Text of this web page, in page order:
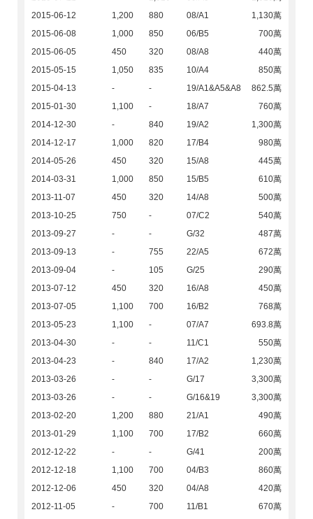
2015-06-12
1,200 880 08/A1
1,130萬
2015-06-08
1,000 850 06/B5
700萬
2015-06-05
450 320 08/A8
440萬
2015-05-15
1,050 835 10/A4
850萬
2015-04-13
- - 19/A1&A5&A8
862.5萬
2015-01-30
1,100 - 18/A7
760萬
2014-12-30
- 840 19/A2
1,300萬
2014-12-17
1,000 820 17/B4
980萬
2014-05-26
450 320 15/A8
445萬
2014-03-31
1,000 850 15/B5
610萬
2013-11-07
450 320 14/A8
500萬
2013-10-25
750 - 07/C2
540萬
2013-09-27
- - G/32
487萬
2013-09-13
- 755 22/A5
672萬
2013-09-04
- 105 G/25
290萬
2013-07-12
450 320 16/A8
450萬
2013-07-05
1,100 700 16/B2
768萬
2013-05-23
1,100 - 07/A7
693.8萬
2013-04-30
- - 11/C1
550萬
2013-04-23
- 840 17/A2
1,230萬
2013-03-26
- - G/17
3,300萬
2013-03-26
- - G/16&19
3,300萬
2013-02-20
1,200 880 21/A1
490萬
2013-01-29
1,100 700 17/B2
660萬
2012-12-22
- - G/41
200萬
2012-12-18
1,100 700 04/B3
860萬
2012-12-06
450 320 04/A8
420萬
2012-11-05
- 700 11/B1
670萬